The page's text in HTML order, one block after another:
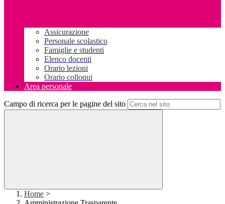
Assicurazione
Personale scolastico
Famiglie e studenti
Elenco docenti
Orario lezioni
Orario colloqui
Area personale
Campo di ricerca per le pagine del sito
Home >